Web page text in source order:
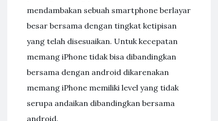
mendambakan sebuah smartphone berlayar
besar bersama dengan tingkat ketipisan
yang telah disesuaikan. Untuk kecepatan
memang iPhone tidak bisa dibandingkan
bersama dengan android dikarenakan
memang iPhone memiliki level yang tidak
serupa andaikan dibandingkan bersama
android.